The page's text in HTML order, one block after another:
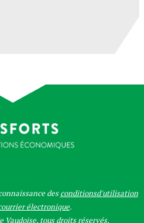
desconditionsd'utilisation
électronique.
Vaudoise, tous droits réservés.